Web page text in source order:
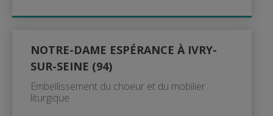
NOTRE-DAME ESPÉRANCE À IVRY-
SUR-SEINE (94)
Embellissement du choeur et du mobilier
liturgique